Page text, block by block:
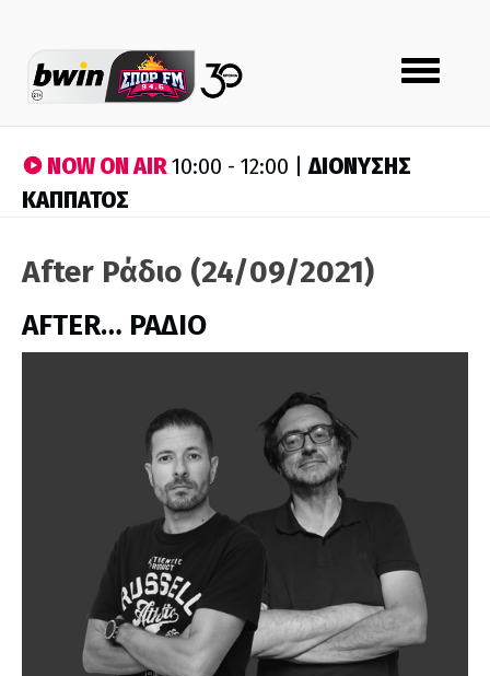
Toggle
navigation
NOW ON AIR10:00 - 12:00 |ΔΙΟΝΥΣΗΣ
ΚΑΠΠΑΤΟΣ
After Ράδιο (24/09/2021)
AFTER… ΡΑΔΙΟ